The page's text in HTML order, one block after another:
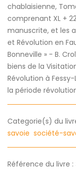
chablaisienne,
comprenant XL +
manuscrite, et les
et Révolution en
Bonneville » - B.
biens de la
Révolution à
la période
Categorie(s) du
savoie société-
Référence du livre :